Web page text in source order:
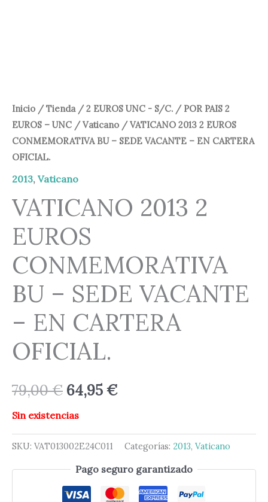
Inicio /Tienda/2 EUROS UNC - S/C. / POR PAIS 2
EUROS – UNC /Vaticano / VATICANO 2013 2 EUROS
CONMEMORATIVA BU – SEDE VACANTE – EN CARTERA
OFICIAL.
2013, Vaticano
VATICANO 2013 2
EUROS
CONMEMORATIVA
BU – SEDE VACANTE
– EN CARTERA
OFICIAL.
79,00€ 64,95€
Sin existencias
SKU: VAT013002E24C011 Categorías: 2013, Vaticano
Pago seguro garantizado